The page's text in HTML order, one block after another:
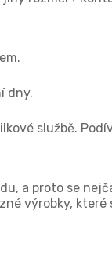
dny.
službě.
a proto se
výrobky,